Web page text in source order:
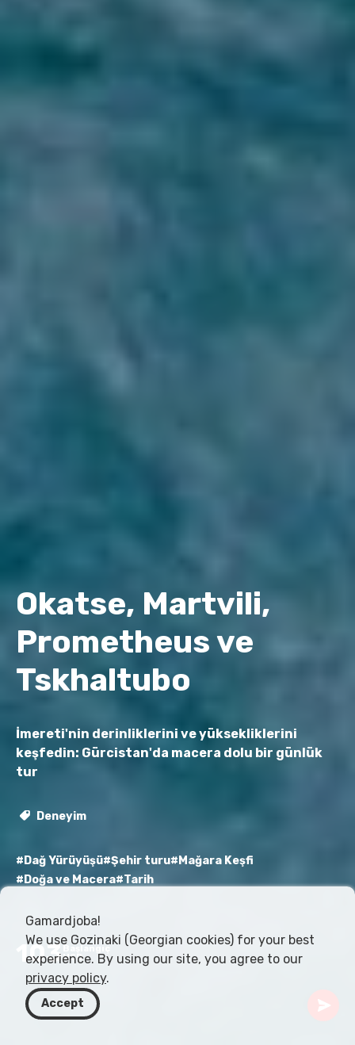
Okatse, Martvili,
Prometheus ve
Tskhaltubo
İmereti'nin derinliklerini ve yüksekliklerini
keşfedin: Gürcistan'da macera dolu bir günlük
tur
Deneyim
#Dağ Yürüyüşü#Şehir turu#Mağara Keşfi
#Doğa ve Macera#Tarih
103USD
Gamardjoba!
We use Gozinaki (Georgian cookies) for your best
experience. By using our site, you agree to our
privacy policy.
Accept